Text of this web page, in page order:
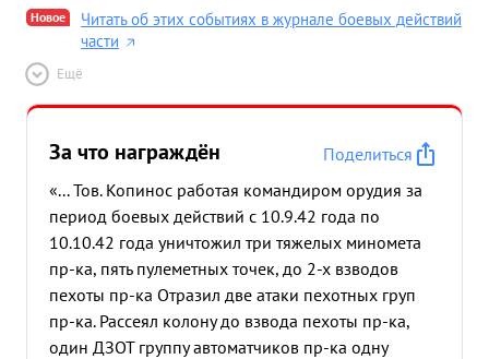
Новое
Читать об этих событиях в журнале боевых действий
части
Ещё
За что награждён
Поделиться
«... Тов. Копинос работая командиром орудия за
период боевых действий с 10.9.42 года по
10.10.42 года уничтожил три тяжелых миномета
пр-ка, пять пулеметных точек, до 2-х взводов
пехоты пр-ка Отразил две атаки пехотных груп
пр-ка. Рассеял колону до взвода пехоты пр-ка,
один ДЗОТ группу автоматчиков пр-ка одну